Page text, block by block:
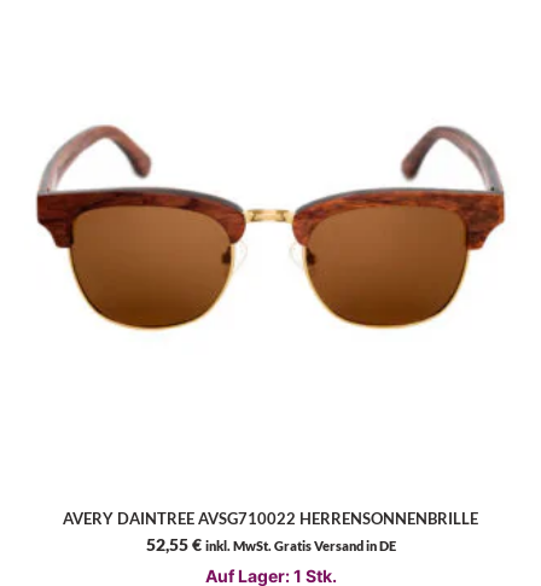
AVERY DAINTREE AVSG710022 HERRENSONNENBRILLE
52,55€ inkl. MwSt. Gratis Versand in DE
Auf Lager: 1 Stk.